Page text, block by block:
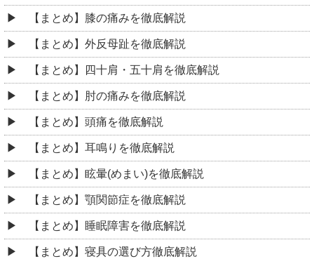
【まとめ】膝の痛みを徹底解説
【まとめ】外反母趾を徹底解説
【まとめ】四十肩・五十肩を徹底解説
【まとめ】肘の痛みを徹底解説
【まとめ】頭痛を徹底解説
【まとめ】耳鳴りを徹底解説
【まとめ】眩暈(めまい)を徹底解説
【まとめ】顎関節症を徹底解説
【まとめ】睡眠障害を徹底解説
【まとめ】寝具の選び方徹底解説